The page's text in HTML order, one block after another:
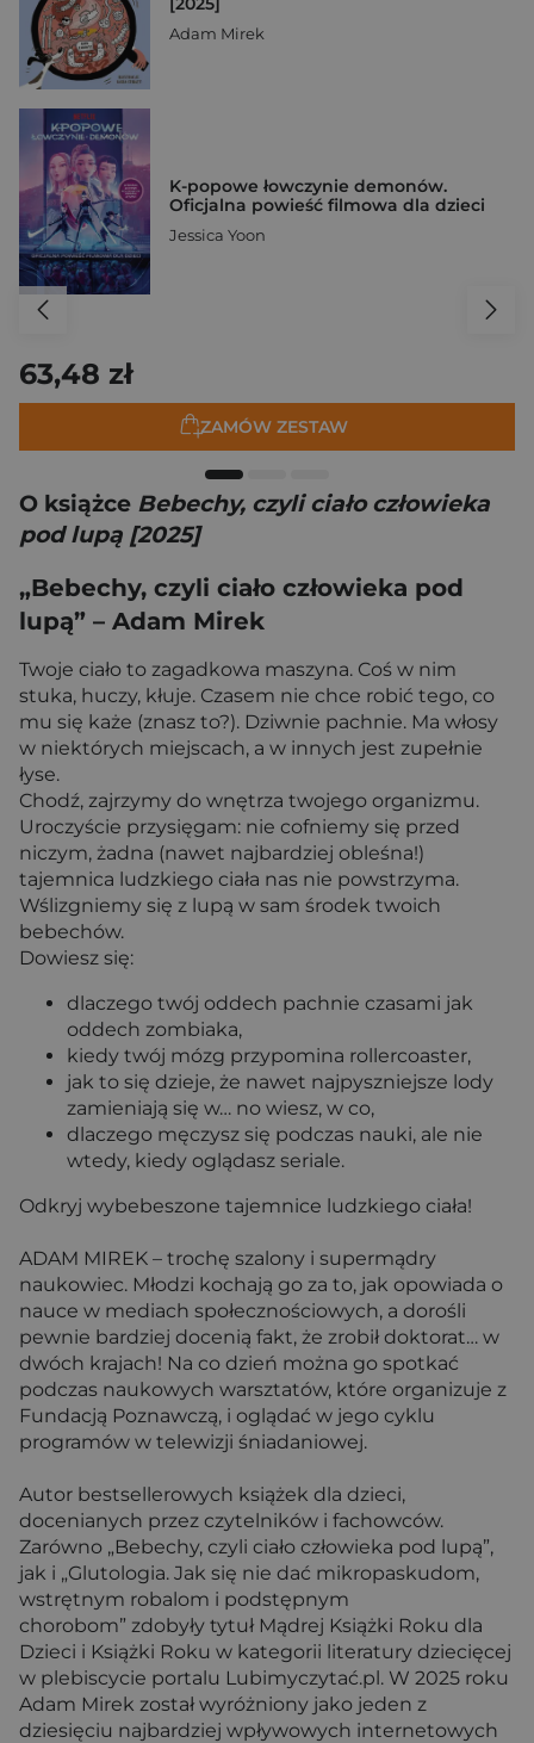
Adam Mirek
K-popowe łowczynie demonów.
Oficjalna powieść filmowa dla dzieci
Jessica Yoon
63,48 zł
ZAMÓW ZESTAW
O książce Bebechy, czyli ciało człowieka
pod lupą [2025]
„Bebechy, czyli ciało człowieka pod
lupą” – Adam Mirek
Twoje ciało to zagadkowa maszyna. Coś w nim
stuka, huczy, kłuje. Czasem nie chce robić tego, co
mu się każe (znasz to?). Dziwnie pachnie. Ma włosy
w niektórych miejscach, a w innych jest zupełnie
łyse.
Chodź, zajrzymy do wnętrza twojego organizmu.
Uroczyście przysięgam: nie cofniemy się przed
niczym, żadna (nawet najbardziej obleśna!)
tajemnica ludzkiego ciała nas nie powstrzyma.
Wślizgniemy się z lupą w sam środek twoich
bebechów.
Dowiesz się:
dlaczego twój oddech pachnie czasami jak
oddech zombiaka,
kiedy twój mózg przypomina rollercoaster,
jak to się dzieje, że nawet najpyszniejsze lody
zamieniają się w… no wiesz, w co,
dlaczego męczysz się podczas nauki, ale nie
wtedy, kiedy oglądasz seriale.
Odkryj wybebeszone tajemnice ludzkiego ciała!
ADAM MIREK – trochę szalony i supermądry
naukowiec. Młodzi kochają go za to, jak opowiada o
nauce w mediach społecznościowych, a dorośli
pewnie bardziej docenią fakt, że zrobił doktorat… w
dwóch krajach! Na co dzień można go spotkać
podczas naukowych warsztatów, które organizuje z
Fundacją Poznawczą, i oglądać w jego cyklu
programów w telewizji śniadaniowej.
Autor bestsellerowych książek dla dzieci,
docenianych przez czytelników i fachowców.
Zarówno „Bebechy, czyli ciało człowieka pod lupą”,
jak i „Glutologia. Jak się nie dać mikropaskudom,
wstrętnym robalom i podstępnym
chorobom” zdobyły tytuł Mądrej Książki Roku dla
Dzieci i Książki Roku w kategorii literatury dziecięcej
w plebiscycie portalu Lubimyczytać.pl. W 2025 roku
Adam Mirek został wyróżniony jako jeden z
dziesięciu najbardziej wpływowych internetowych